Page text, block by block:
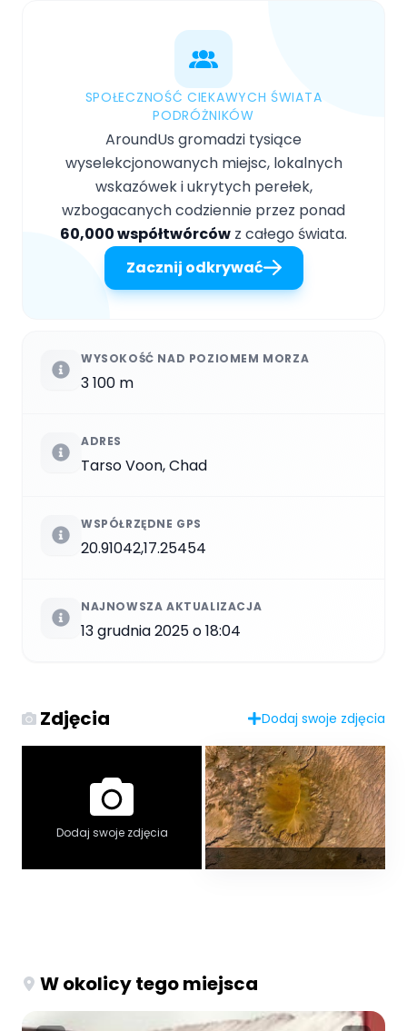
SPOŁECZNOŚĆ CIEKAWYCH ŚWIATA
PODRÓŻNIKÓW
AroundUs gromadzi tysiące
wyselekcjonowanych miejsc, lokalnych
wskazówek i ukrytych perełek,
wzbogacanych codziennie przez ponad
60,000 współtwórców z całego świata.
Zacznij odkrywać
WYSOKOŚĆ NAD POZIOMEM MORZA
3 100 m
ADRES
Tarso Voon, Chad
WSPÓŁRZĘDNE GPS
20.91042,17.25454
NAJNOWSZA AKTUALIZACJA
13 grudnia 2025 o 18:04
Zdjęcia Dodaj swoje zdjęcia
Dodaj swoje zdjęcia
W okolicy tego miejsca